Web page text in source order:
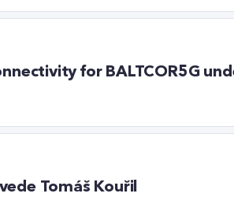
for BALTCOR5G
Tomáš Kouřil